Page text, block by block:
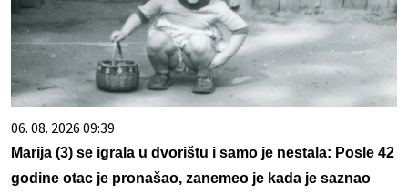
06. 08. 2026 09:39
Marija (3) se igrala u dvorištu i samo je nestala: Posle 42
godine otac je pronašao, zanemeo je kada je saznao